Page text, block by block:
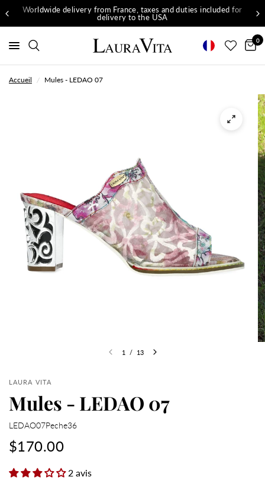
Worldwide delivery from France, taxes and duties included for
delivery to the USA
0
Accueil / Mules - LEDAO 07
1 / 13
LAURA VITA
Mules - LEDAO 07
LEDAO07Peche36
$170.00
2 avis